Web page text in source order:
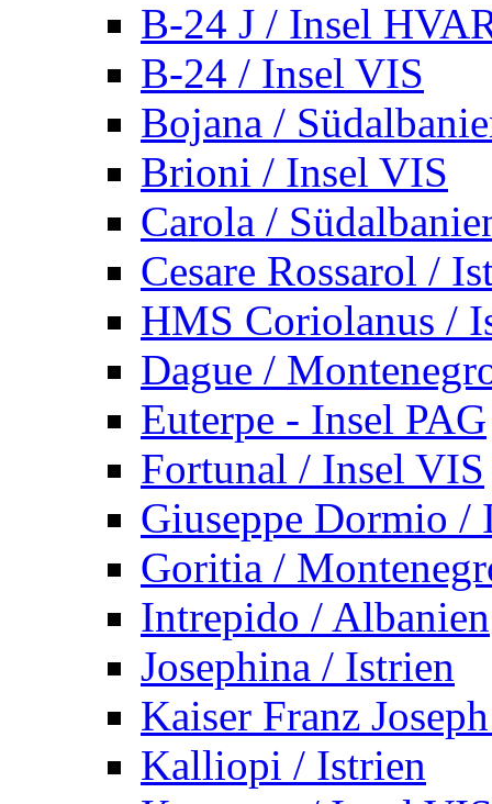
B-24 J / Insel
B-24 / Insel VIS
Bojana /
Brioni / Insel VIS
Carola /
Cesare Rossarol /
HMS Coriolanus /
Dague /
Euterpe - Insel PAG
Fortunal / Insel VIS
Giuseppe Dormio /
Goritia /
Intrepido / Albanien
Josephina / Istrien
Kaiser Franz
Kalliopi / Istrien